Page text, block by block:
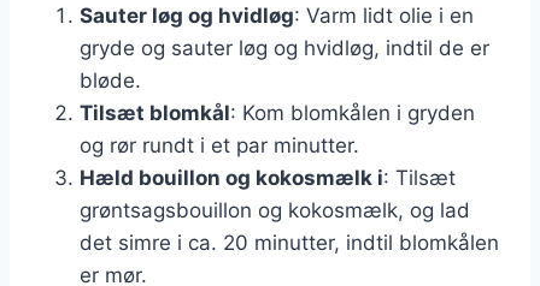
Sauter løg og hvidløg: Varm lidt olie i en
gryde og sauter løg og hvidløg, indtil de er
bløde.
Tilsæt blomkål: Kom blomkålen i gryden
og rør rundt i et par minutter.
Hæld bouillon og kokosmælk i: Tilsæt
grøntsagsbouillon og kokosmælk, og lad
det simre i ca. 20 minutter, indtil blomkålen
er mør.